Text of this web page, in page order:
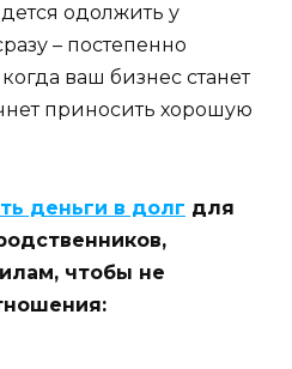
одолжить у
– постепенно
ваш бизнес станет
приносить хорошую
деньги в долг для
чтобы не